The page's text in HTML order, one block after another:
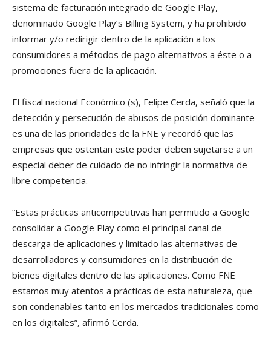
sistema de facturación integrado de Google Play,
denominado Google Play’s Billing System, y ha prohibido
informar y/o redirigir dentro de la aplicación a los
consumidores a métodos de pago alternativos a éste o a
promociones fuera de la aplicación.
El fiscal nacional Económico (s), Felipe Cerda, señaló que la
detección y persecución de abusos de posición dominante
es una de las prioridades de la FNE y recordó que las
empresas que ostentan este poder deben sujetarse a un
especial deber de cuidado de no infringir la normativa de
libre competencia.
“Estas prácticas anticompetitivas han permitido a Google
consolidar a Google Play como el principal canal de
descarga de aplicaciones y limitado las alternativas de
desarrolladores y consumidores en la distribución de
bienes digitales dentro de las aplicaciones. Como FNE
estamos muy atentos a prácticas de esta naturaleza, que
son condenables tanto en los mercados tradicionales como
en los digitales”, afirmó Cerda.